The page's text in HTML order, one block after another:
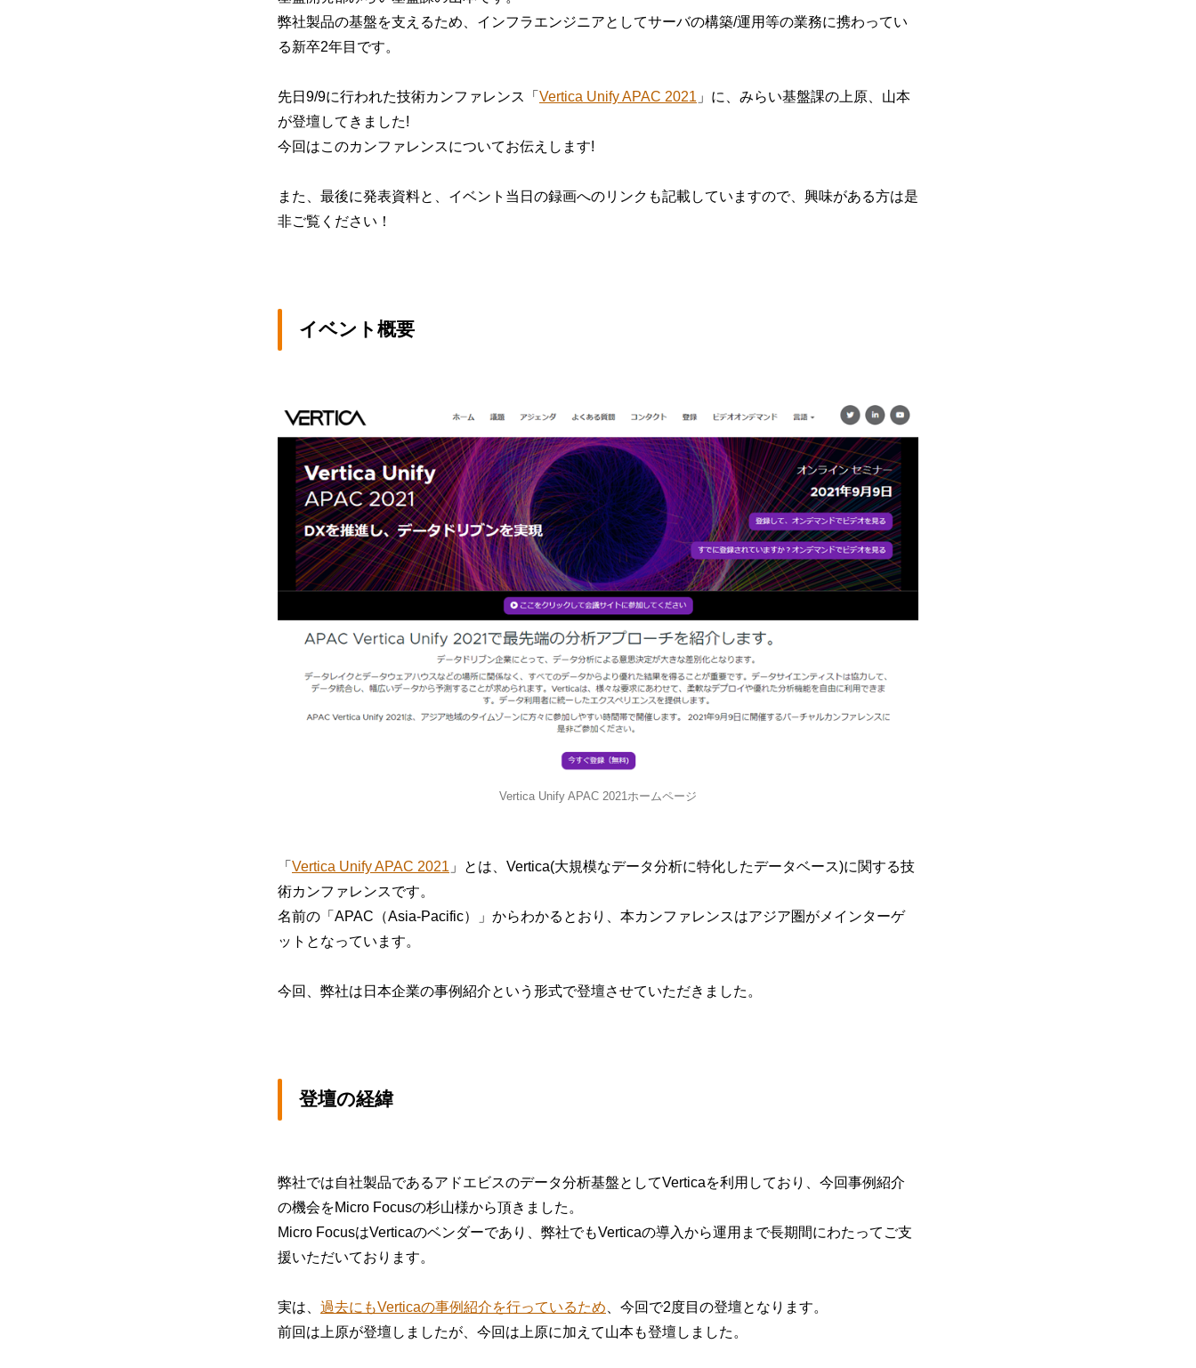
弊社製品の基盤を支えるため、インフラエンジニアとしてサーバの構築/運用等の業務に携わってい
る新卒2年目です。
先日9/9に行われた技術カンファレンス「 Vertica Unify APAC 2021 」に、みらい基盤課の上原、山本
が登壇してきました!
今回はこのカンファレンスについてお伝えします!
また、最後に発表資料と、イベント当日の録画へのリンクも記載していますので、興味がある方は是
非ご覧ください！
イベント概要
Vertica Unify APAC 2021ホームページ
「 Vertica Unify APAC 2021 」とは、Vertica(大規模なデータ分析に特化したデータベース)に関する技
術カンファレンスです。
名前の「APAC（Asia-Pacific）」からわかるとおり、本カンファレンスはアジア圏がメインターゲ
ットとなっています。
今回、弊社は日本企業の事例紹介という形式で登壇させていただきました。
登壇の経緯
弊社では自社製品であるアドエビスのデータ分析基盤としてVerticaを利用しており、今回事例紹介
の機会をMicro Focusの杉山様から頂きました。
Micro FocusはVerticaのベンダーであり、弊社でもVerticaの導入から運用まで長期間にわたってご支
援いただいております。
実は、 過去にもVerticaの事例紹介を行っているため、今回で2度目の登壇となります。
前回は上原が登壇しましたが、今回は上原に加えて山本も登壇しました。